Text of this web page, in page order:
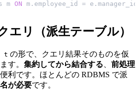
m ON m.employee_id =
エリ（派生テーブル）
t の形で、クエリ結果そのものを仮
す。 集約してから結合する
前処理
利です。ほとんどの RDBMS で派
が必要です。